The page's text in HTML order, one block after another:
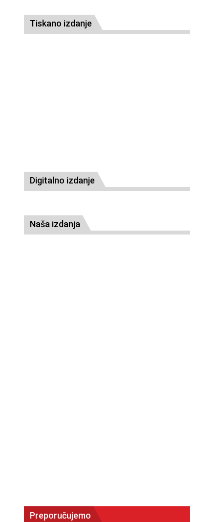
Tiskano izdanje
Digitalno izdanje
Naša izdanja
Preporučujemo